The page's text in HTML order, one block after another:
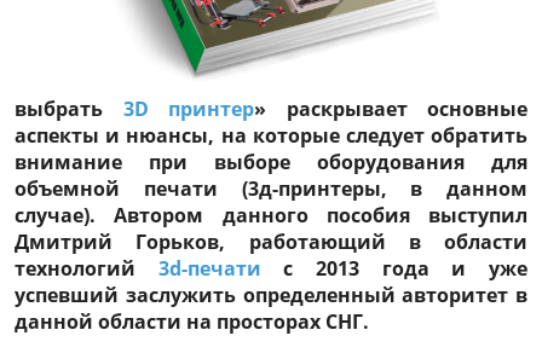
выбрать 3D принтер» раскрывает основные
аспекты и нюансы, на которые следует обратить
внимание при выборе оборудования для
объемной печати (3д-принтеры, в данном
случае). Автором данного пособия выступил
Дмитрий Горьков, работающий в области
технологий 3d-печати с 2013 года и уже
успевший заслужить определенный авторитет в
данной области на просторах СНГ.